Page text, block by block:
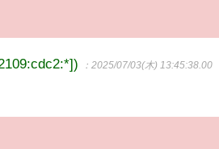
：2025/07/03(木) 13:45:38.00